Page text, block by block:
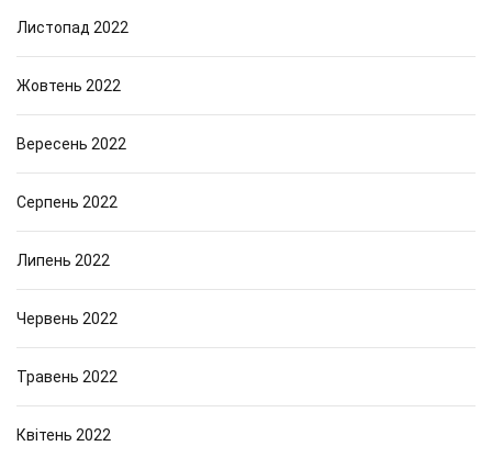
Листопад 2022
Жовтень 2022
Вересень 2022
Серпень 2022
Липень 2022
Червень 2022
Травень 2022
Квітень 2022